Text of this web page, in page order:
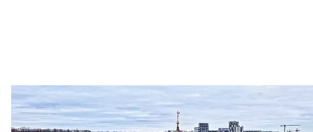
Zastanem se 03. 08. 2026